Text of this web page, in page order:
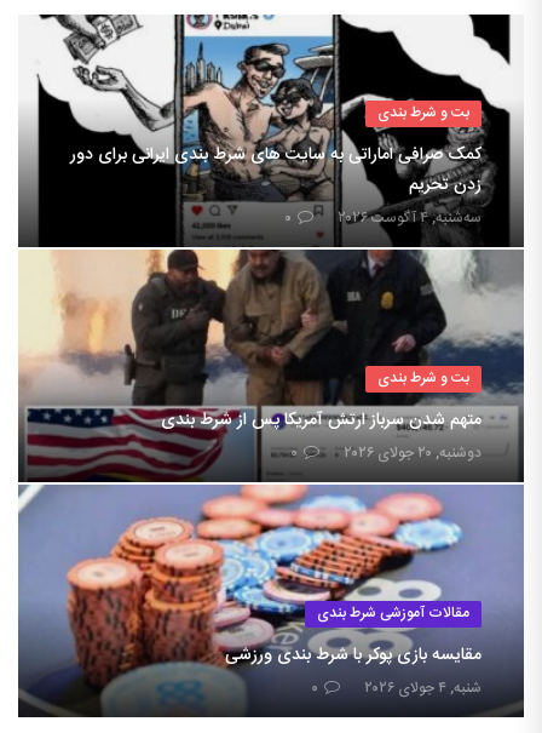
بت و شرط بندی
کمک صرافی اماراتی به سایت های شرط بندی ایرانی برای دور
زدن تحریم
سه‌شنبه, ۴ آگوست ۲۰۲۶ ۰
بت و شرط بندی
متهم شدن سرباز ارتش آمریکا پس از شرط بندی
دوشنبه, ۲۰ جولای ۲۰۲۶ ۰
مقالات آموزشی شرط بندی
مقایسه بازی پوکر با شرط بندی ورزشی
شنبه, ۴ جولای ۲۰۲۶ ۰